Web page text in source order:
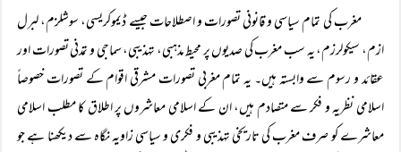
مغرب کی تمام سیاسی و قانونی تصورات و اصطلاحات جیسے ڈیموکریسی، سوشلزم، لبرل
ازم، سیکولرزم، یہ سب مغرب کی صدیوں پر محیط مذہبی، تہذیبی، سماجی و تمدنی تصورات اور
عقائد و رسوم سے وابستہ ہیں۔ یہ تمام مغربی تصورات مشرقی اقوام کے تصورات خصوصاً
اسلامی نظریہ و فکر سے متصادم ہیں، ان کے اسلامی معاشروں پر اطلاق کا مطلب اسلامی
معاشرے کو صرف مغرب کی تاریخی تہذیبی و فکری و سیاسی زاویہ نگاہ سے دیکھنا ہے جو